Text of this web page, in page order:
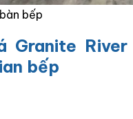
bếp
Granite River
bếp